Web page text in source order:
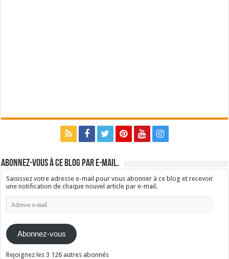
Abonnez-vous à ce blog par e-mail.
Saisissez votre adresse e-mail pour vous abonner à ce blog et recevoir
une notification de chaque nouvel article par e-mail.
Adresse
e-
Abonnez-vous
Rejoignez les 3 126 autres abonnés